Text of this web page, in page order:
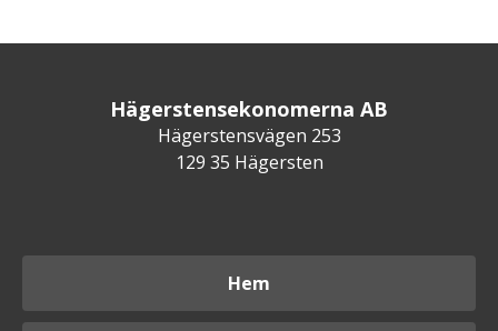
Hägerstensekonomerna AB
Hägerstensvägen 253
129 35 Hägersten
Hem